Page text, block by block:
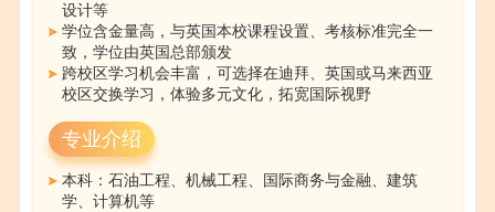
设计等
学位含金量高，与英国本校课程设置、考核标准完全一
致，学位由英国总部颁发
跨校区学习机会丰富，可选择在迪拜、英国或马来西亚
校区交换学习，体验多元文化，拓宽国际视野
专业介绍
本科：石油工程、机械工程、国际商务与金融、建筑
学、计算机等